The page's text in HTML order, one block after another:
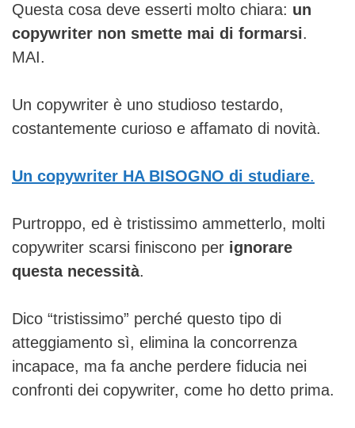
Questa cosa deve esserti molto chiara: un
copywriter non smette mai di formarsi.
MAI.
Un copywriter è uno studioso testardo,
costantemente curioso e affamato di novità.
Un copywriter HA BISOGNO di studiare.
Purtroppo, ed è tristissimo ammetterlo, molti
copywriter scarsi finiscono per ignorare
questa necessità.
Dico “tristissimo” perché questo tipo di
atteggiamento sì, elimina la concorrenza
incapace, ma fa anche perdere fiducia nei
confronti dei copywriter, come ho detto prima.